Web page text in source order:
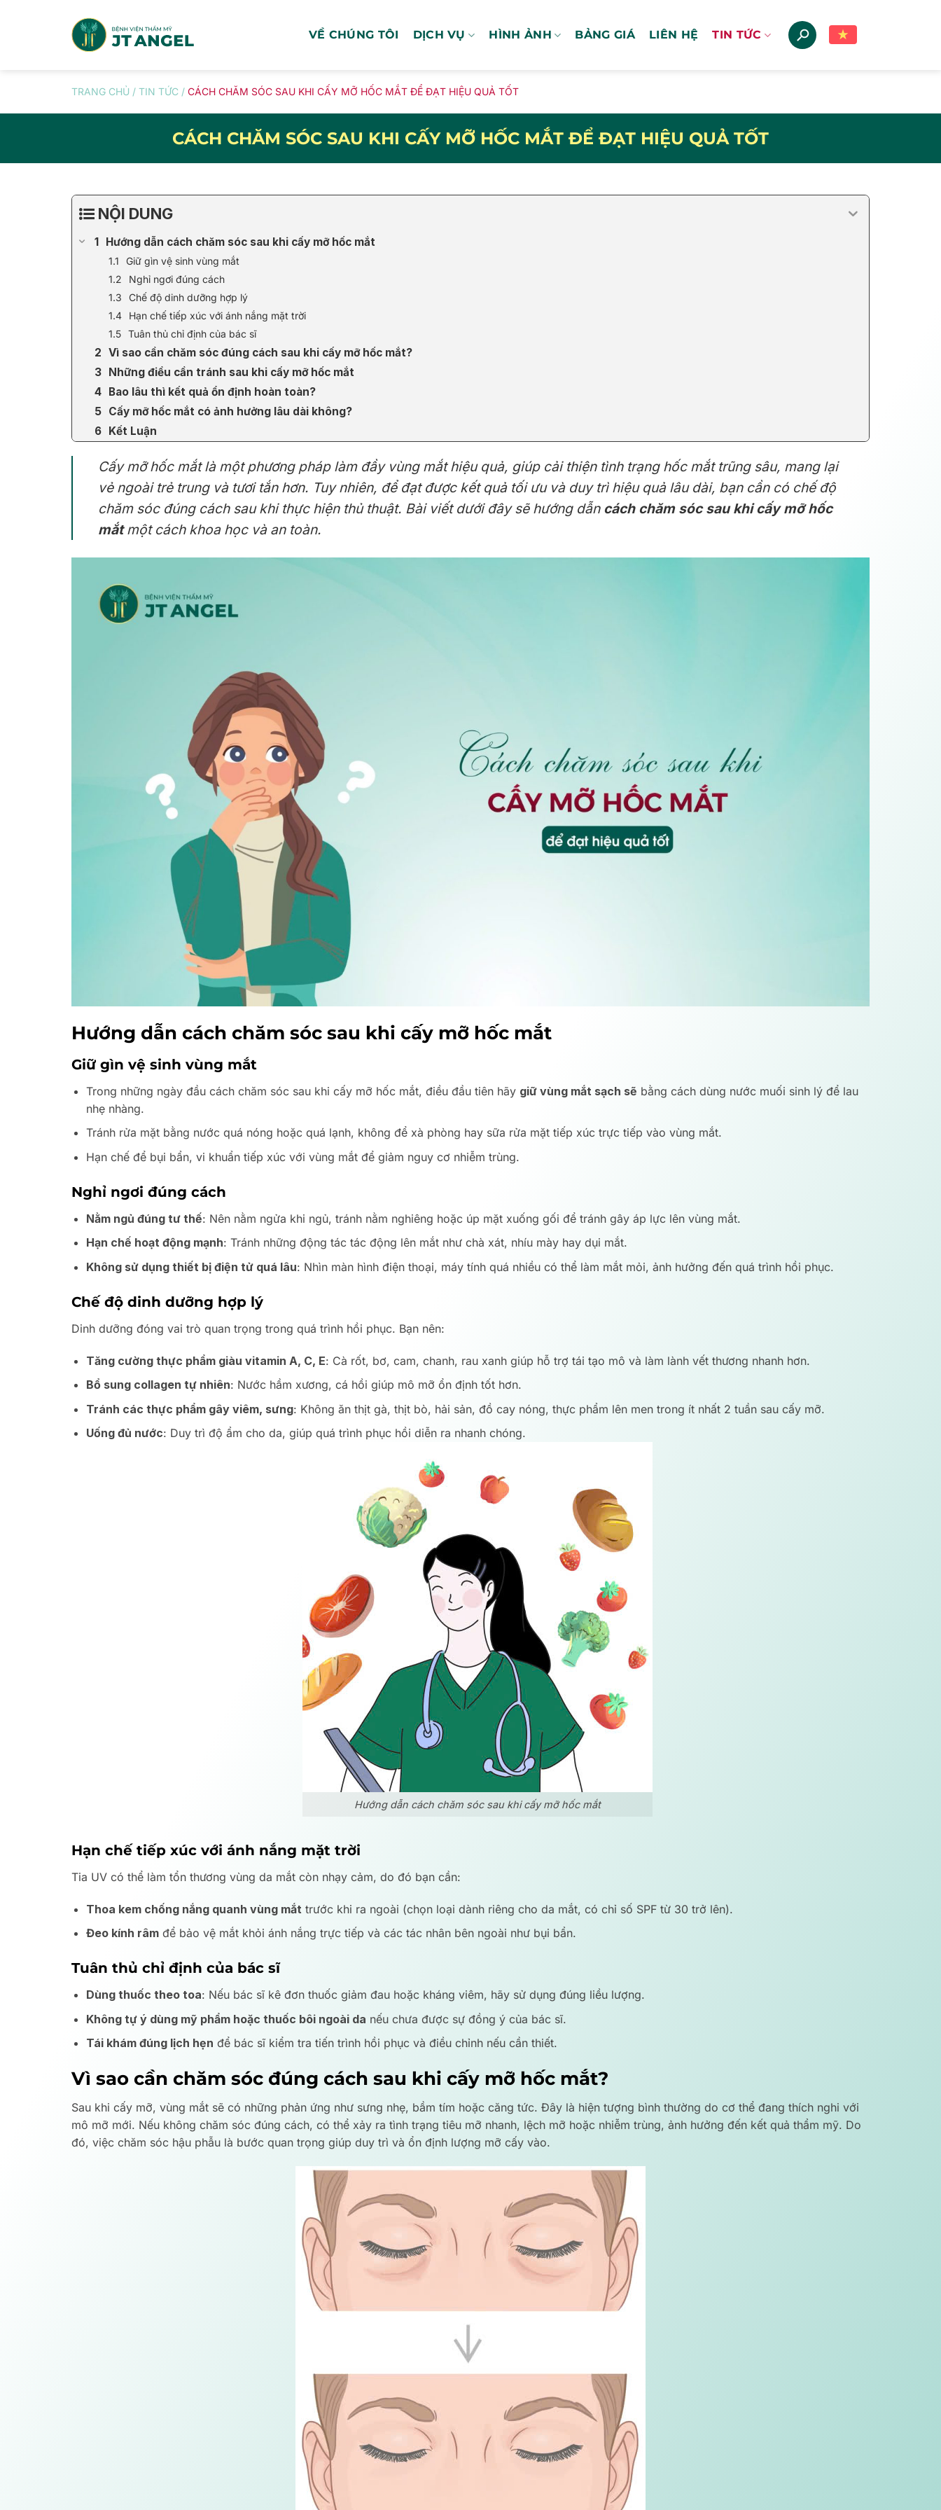
VỀ CHÚNG TÔI DỊCH VỤ HÌNH ẢNH BẢNG GIÁ LIÊN HỆ TIN TỨC
TRANG CHỦ / TIN TỨC / CÁCH CHĂM SÓC SAU KHI CẤY MỠ HỐC MẮT ĐỂ ĐẠT HIỆU QUẢ TỐT
CÁCH CHĂM SÓC SAU KHI CẤY MỠ HỐC MẮT ĐỂ ĐẠT HIỆU QUẢ TỐT
NỘI DUNG
Hướng dẫn cách chăm sóc sau khi cấy mỡ hốc mắt
Giữ gìn vệ sinh vùng mắt
Nghỉ ngơi đúng cách
Chế độ dinh dưỡng hợp lý
Hạn chế tiếp xúc với ánh nắng mặt trời
Tuân thủ chỉ định của bác sĩ
Vì sao cần chăm sóc đúng cách sau khi cấy mỡ hốc mắt?
Những điều cần tránh sau khi cấy mỡ hốc mắt
Bao lâu thì kết quả ổn định hoàn toàn?
Cấy mỡ hốc mắt có ảnh hưởng lâu dài không?
Kết Luận
Cấy mỡ hốc mắt là một phương pháp làm đầy vùng mắt hiệu quả, giúp cải thiện tình trạng hốc mắt trũng sâu, mang lại
vẻ ngoài trẻ trung và tươi tắn hơn. Tuy nhiên, để đạt được kết quả tối ưu và duy trì hiệu quả lâu dài, bạn cần có chế độ
chăm sóc đúng cách sau khi thực hiện thủ thuật. Bài viết dưới đây sẽ hướng dẫn cách chăm sóc sau khi cấy mỡ hốc
mắtmột cách khoa học và an toàn.
Hướng dẫn cách chăm sóc sau khi cấy mỡ hốc mắt
Giữ gìn vệ sinh vùng mắt
Trong những ngày đầu cách chăm sóc sau khi cấy mỡ hốc mắt, điều đầu tiên hãy giữ vùng mắt sạch sẽ bằng cách dùng nước muối sinh lý để lau
nhẹ nhàng.
Tránh rửa mặt bằng nước quá nóng hoặc quá lạnh, không để xà phòng hay sữa rửa mặt tiếp xúc trực tiếp vào vùng mắt.
Hạn chế để bụi bẩn, vi khuẩn tiếp xúc với vùng mắt để giảm nguy cơ nhiễm trùng.
Nghỉ ngơi đúng cách
Nằm ngủ đúng tư thế: Nên nằm ngửa khi ngủ, tránh nằm nghiêng hoặc úp mặt xuống gối để tránh gây áp lực lên vùng mắt.
Hạn chế hoạt động mạnh: Tránh những động tác tác động lên mắt như chà xát, nhíu mày hay dụi mắt.
Không sử dụng thiết bị điện tử quá lâu: Nhìn màn hình điện thoại, máy tính quá nhiều có thể làm mắt mỏi, ảnh hưởng đến quá trình hồi phục.
Chế độ dinh dưỡng hợp lý
Dinh dưỡng đóng vai trò quan trọng trong quá trình hồi phục. Bạn nên:
Tăng cường thực phẩm giàu vitamin A, C, E: Cà rốt, bơ, cam, chanh, rau xanh giúp hỗ trợ tái tạo mô và làm lành vết thương nhanh hơn.
Bổ sung collagen tự nhiên: Nước hầm xương, cá hồi giúp mô mỡ ổn định tốt hơn.
Tránh các thực phẩm gây viêm, sưng: Không ăn thịt gà, thịt bò, hải sản, đồ cay nóng, thực phẩm lên men trong ít nhất 2 tuần sau cấy mỡ.
Uống đủ nước: Duy trì độ ẩm cho da, giúp quá trình phục hồi diễn ra nhanh chóng.
Hướng dẫn cách chăm sóc sau khi cấy mỡ hốc mắt
Hạn chế tiếp xúc với ánh nắng mặt trời
Tia UV có thể làm tổn thương vùng da mắt còn nhạy cảm, do đó bạn cần:
Thoa kem chống nắng quanh vùng mắt trước khi ra ngoài (chọn loại dành riêng cho da mắt, có chỉ số SPF từ 30 trở lên).
Đeo kính râmđể bảo vệ mắt khỏi ánh nắng trực tiếp và các tác nhân bên ngoài như bụi bẩn.
Tuân thủ chỉ định của bác sĩ
Dùng thuốc theo toa: Nếu bác sĩ kê đơn thuốc giảm đau hoặc kháng viêm, hãy sử dụng đúng liều lượng.
Không tự ý dùng mỹ phẩm hoặc thuốc bôi ngoài da nếu chưa được sự đồng ý của bác sĩ.
Tái khám đúng lịch hẹn để bác sĩ kiểm tra tiến trình hồi phục và điều chỉnh nếu cần thiết.
Vì sao cần chăm sóc đúng cách sau khi cấy mỡ hốc mắt?
Sau khi cấy mỡ, vùng mắt sẽ có những phản ứng như sưng nhẹ, bầm tím hoặc căng tức. Đây là hiện tượng bình thường do cơ thể đang thích nghi với
mô mỡ mới. Nếu không chăm sóc đúng cách, có thể xảy ra tình trạng tiêu mỡ nhanh, lệch mỡ hoặc nhiễm trùng, ảnh hưởng đến kết quả thẩm mỹ. Do
đó, việc chăm sóc hậu phẫu là bước quan trọng giúp duy trì và ổn định lượng mỡ cấy vào.